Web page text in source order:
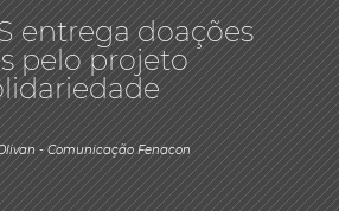
entrega doações
pelo projeto
- Comunicação Fenacon